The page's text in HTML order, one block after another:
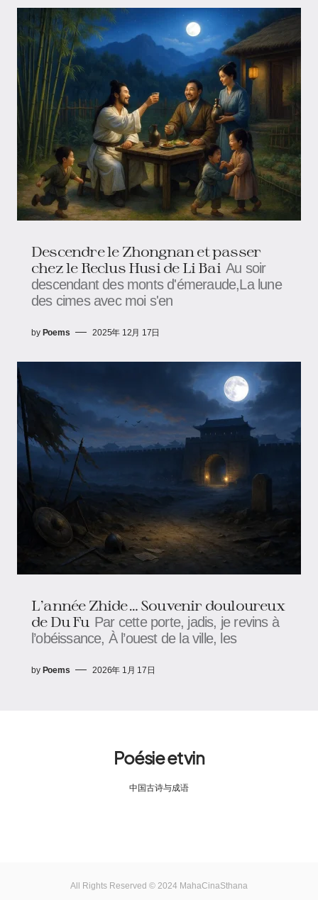
Descendre le Zhongnan et passer
chez le Reclus Husi de Li Bai Au soir
descendant des monts d'émeraude,La lune
des cimes avec moi s'en
by Poems 2025年 12月 17日
L’année Zhide… Souvenir douloureux
de Du Fu Par cette porte, jadis, je revins à
l’obéissance, À l’ouest de la ville, les
by Poems 2026年 1月 17日
Poésie et vin
中国古诗与成语
All Rights Reserved © 2024 MahaCinaSthana